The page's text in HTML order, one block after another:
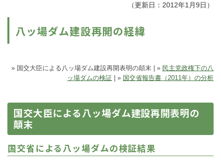
（更新日：2012年1月9日）
八ッ場ダム建設再開の経緯
» 国交大臣による八ッ場ダム建設再開表明の顛末 | » 民主党政権下の八
ッ場ダムの検証 | » 国交省報告書（2011年）の分析
国交大臣による八ッ場ダム建設再開表明の
顛末
国交省による八ッ場ダムの検証結果